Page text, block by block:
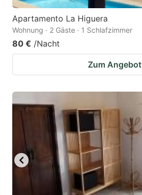
Apartamento La Higuera
Wohnung · 2 Gäste · 1 Schlafzimmer
80 € /Nacht
Zum Angebot